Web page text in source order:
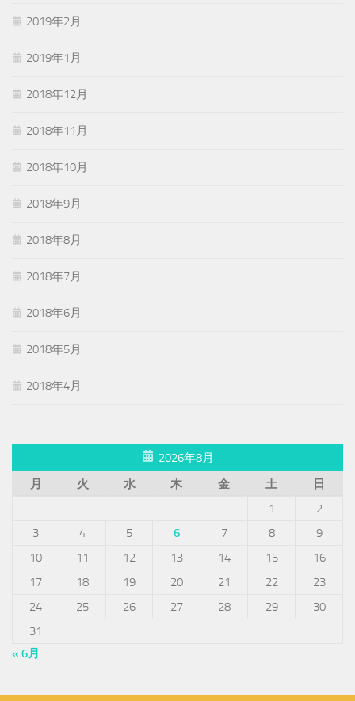
2019年2月
2019年1月
2018年12月
2018年11月
2018年10月
2018年9月
2018年8月
2018年7月
2018年6月
2018年5月
2018年4月
2026年8月
月
火 水 木 金 土
日
1
2
3
4 5 6 7 8
9
10
11 12 13 14 15
16
17
18 19 20 21 22
23
24
25 26 27 28 29
30
31
« 6月